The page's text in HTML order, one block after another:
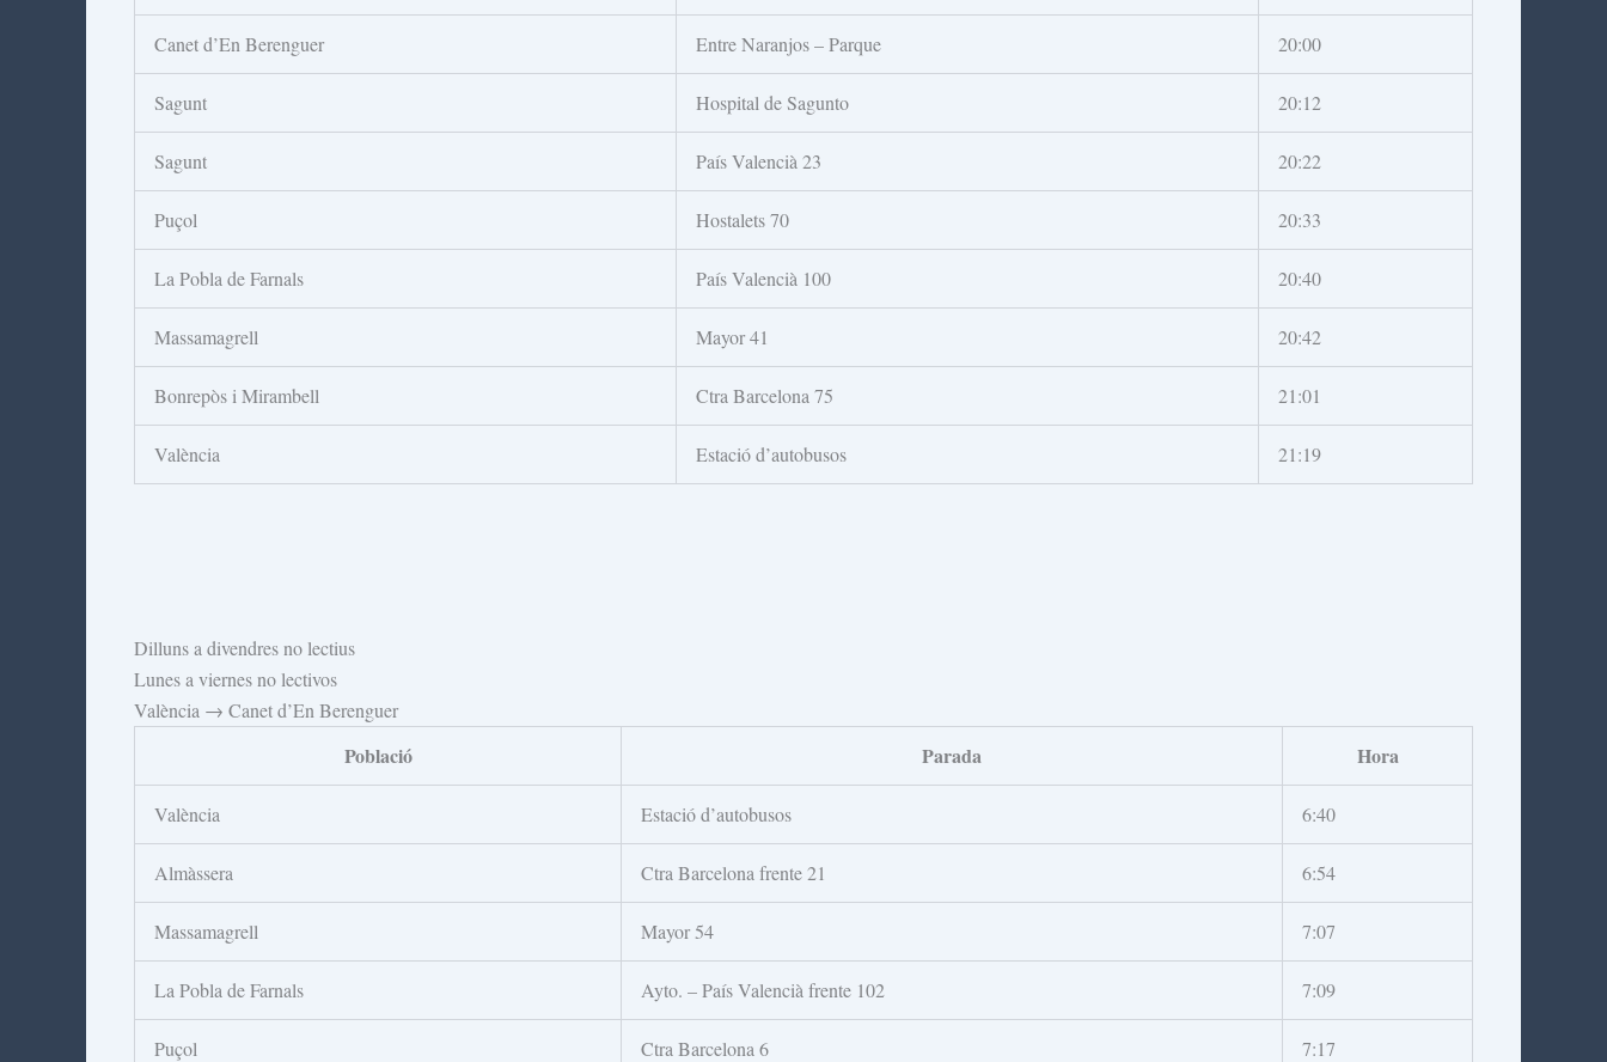
Canet d’En Berenguer Entre Naranjos – Parque 20:00
Sagunt Hospital de Sagunto 20:12
Sagunt País Valencià 23 20:22
Puçol Hostalets 70 20:33
La Pobla de Farnals País Valencià 100 20:40
Massamagrell Mayor 41 20:42
Bonrepòs i Mirambell Ctra Barcelona 75 21:01
València Estació d’autobusos 21:19
Dilluns a divendres no lectius
Lunes a viernes no lectivos
València → Canet d’En Berenguer
Població Parada Hora
València Estació d’autobusos 6:40
Almàssera Ctra Barcelona frente 21 6:54
Massamagrell Mayor 54 7:07
La Pobla de Farnals Ayto. – País Valencià frente 102 7:09
Puçol Ctra Barcelona 6 7:17